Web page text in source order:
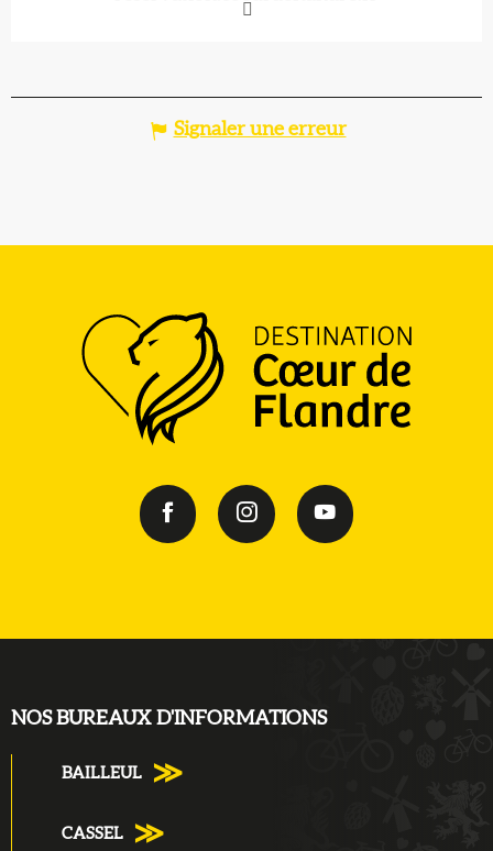
Signaler une erreur
NOS BUREAUX D'INFORMATIONS
BAILLEUL
CASSEL